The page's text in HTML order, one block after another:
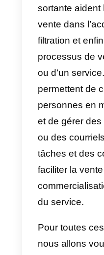
eux-
LinkedIn,
Telegram,
autre
recherche
vendeur. Il
chaque
vente, de
la
vente.
Par
conclure